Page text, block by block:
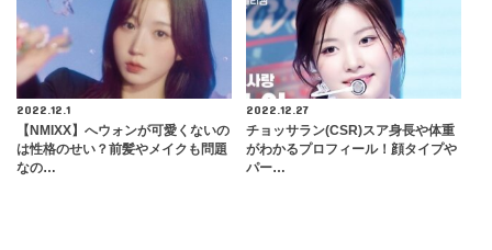
2022.12.1
【NMIXX】へウォンが可愛くないの
は性格のせい？前髪やメイクも問題
なの…
2022.12.27
チョッサラン(CSR)スア身長や体重
がわかるプロフィール！顔タイプや
パー…